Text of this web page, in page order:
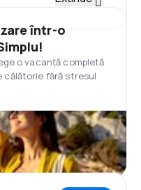
cu anul 1998, flota
aeronave ATR 42-
precum şi cu
operează în
interne cu o flotă
BOEING B737-
4 aeronave
A318-111, 7
ATR 72-500, 2
într-o
o vacanță completă
călătorie fără stresul